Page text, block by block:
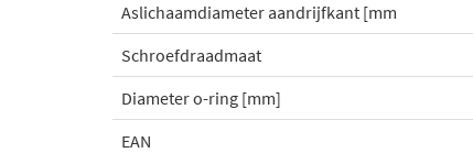
Aslichaamdiameter aandrijfkant [mm
Schroefdraadmaat
Diameter o-ring [mm]
EAN